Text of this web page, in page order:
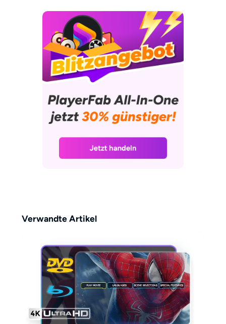
auf europäischen Playern“,
„Firmware-Tuning für flüssige
UHD-Wiedergabe“ und „So
spielen Sie Import-Discs wie
Naruto Shippuden oder Studio-
Ghibli-Filme ruckelfrei ab“. Als
aktives Mitglied der Fandom-
Community teilt Jana regelmäßig
Schritt-für-Schritt-Anleitungen,
beantwortet Fragen aus erster
Hand und hilft anderen Heimkino-
Fans, das Maximum aus ihren
Playern herauszuholen. Viele ihrer
Tipps haben den Weg in
Sammlungen von Anime-, J-
kommt.“
Verwandte Artikel